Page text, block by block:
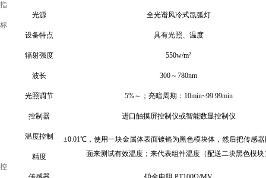
指
标
光源 全光谱风冷式氙弧灯
设备特点 具有光照、温度
辐射强度 550w/m²
波长 300～780nm
光照调节 5%～ ； 亮暗周期：10min~99.99min
控
控制器 进口触摸屏控制仪或智能数显控制仪
温度控制
精度
±0.01℃ ，使用一块金属体表面镀铬为黑色模块体，然后把传感
面来测试有效温度；来代表组件温度（配送二块黑色模块